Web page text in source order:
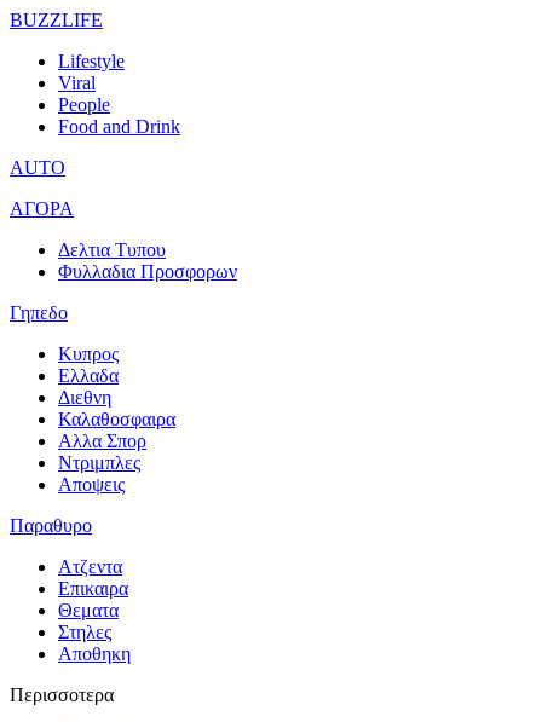
BUZZLIFE
Lifestyle
Viral
People
Food and Drink
AUTO
ΑΓΟΡΑ
Δελτια Τυπου
Φυλλαδια Προσφορων
Γηπεδο
Κυπρος
Ελλαδα
Διεθνη
Καλαθοσφαιρα
Αλλα Σπορ
Ντριμπλες
Αποψεις
Παραθυρο
Ατζεντα
Επικαιρα
Θεματα
Στηλες
Αποθηκη
Περισσοτερα